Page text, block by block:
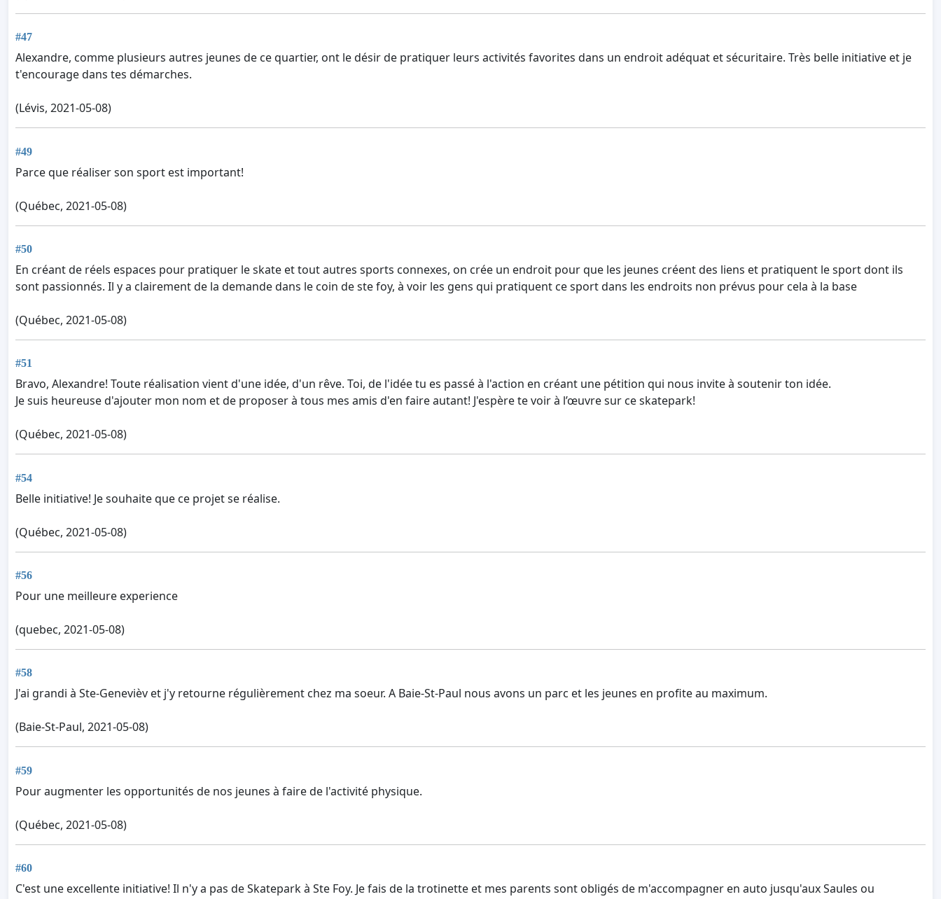
#47
Alexandre, comme plusieurs autres jeunes de ce quartier, ont le désir de pratiquer leurs activités favorites dans un endroit adéquat et sécuritaire. Très belle initiative et je
t'encourage dans tes démarches.
(Lévis, 2021-05-08)
#49
Parce que réaliser son sport est important!
(Québec, 2021-05-08)
#50
En créant de réels espaces pour pratiquer le skate et tout autres sports connexes, on crée un endroit pour que les jeunes créent des liens et pratiquent le sport dont ils
sont passionnés. Il y a clairement de la demande dans le coin de ste foy, à voir les gens qui pratiquent ce sport dans les endroits non prévus pour cela à la base
(Québec, 2021-05-08)
#51
Bravo, Alexandre! Toute réalisation vient d'une idée, d'un rêve. Toi, de l'idée tu es passé à l'action en créant une pétition qui nous invite à soutenir ton idée.
Je suis heureuse d'ajouter mon nom et de proposer à tous mes amis d'en faire autant! J'espère te voir à l’œuvre sur ce skatepark!
(Québec, 2021-05-08)
#54
Belle initiative! Je souhaite que ce projet se réalise.
(Québec, 2021-05-08)
#56
Pour une meilleure experience
(quebec, 2021-05-08)
#58
J'ai grandi à Ste-Genevièv et j'y retourne régulièrement chez ma soeur. A Baie-St-Paul nous avons un parc et les jeunes en profite au maximum.
(Baie-St-Paul, 2021-05-08)
#59
Pour augmenter les opportunités de nos jeunes à faire de l'activité physique.
(Québec, 2021-05-08)
#60
C'est une excellente initiative! Il n'y a pas de Skatepark à Ste Foy. Je fais de la trotinette et mes parents sont obligés de m'accompagner en auto jusqu'aux Saules ou